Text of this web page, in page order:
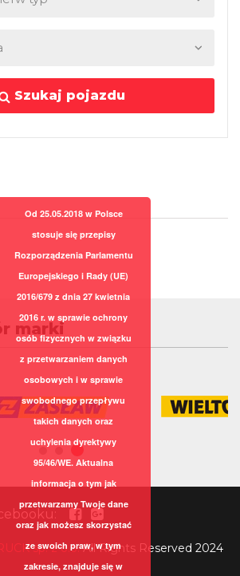
Szukaj pojazdu
marki
sp. z o.o.All Rights Reserved 2024
Od 25.05.2018 w Polsce
stosuje się przepisy
Rozporządzenia Parlamentu
Europejskiego i Rady (UE)
2016/679 z dnia 27 kwietnia
2016 r. w sprawie ochrony
osób fizycznych w związku
z przetwarzaniem danych
osobowych i w sprawie
swobodnego przepływu
takich danych oraz
uchylenia dyrektywy
95/46/WE. Aktualna
informacja o tym jak
przetwarzamy Twoje dane
oraz jak możesz skorzystać
ze swoich praw, w tym
zakresie, znajduje się w